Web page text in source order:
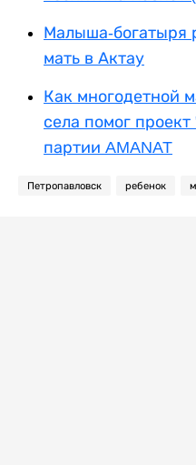
Малыша-богатыря
мать в Актау
Как многодетной
села помог
партии AMANAT
Петропавловск ребенок